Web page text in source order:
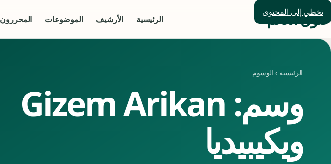
تخطي إلى المحتوى
حلول العالم الرئيسية الأرشيف الموضوعات المحررون
الرئيسية › الوسوم
وسم: Gizem Arikan
ويكيبيديا